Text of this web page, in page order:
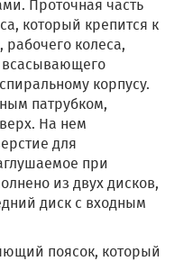
Проточная часть
который крепится к
колеса,
всасывающего
корпусу.
патрубком,
На нем
для
при
из двух дисков,
диск с входным
поясок, который